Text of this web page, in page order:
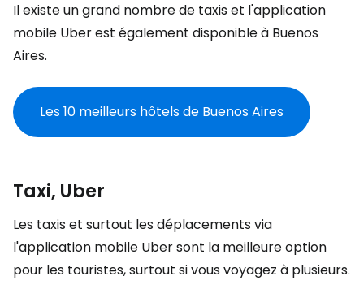
Il existe un grand nombre de taxis et l'application
mobile Uber est également disponible à Buenos
Aires.
Les 10 meilleurs hôtels de Buenos Aires
Taxi, Uber
Les taxis et surtout les déplacements via
l'application mobile Uber sont la meilleure option
pour les touristes, surtout si vous voyagez à plusieurs.